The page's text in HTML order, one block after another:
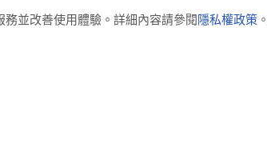
並改善使用體驗。詳細內容請參閱 隱私權政策